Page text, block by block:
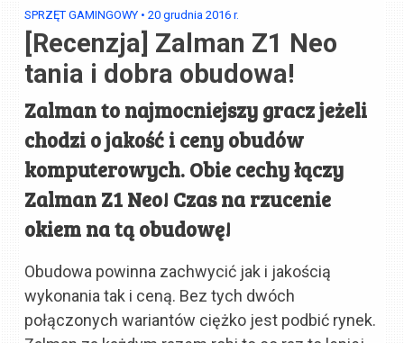
SPRZĘT GAMINGOWY •20 grudnia 2016 r.
[Recenzja] Zalman Z1 Neo
tania i dobra obudowa!
Zalman to najmocniejszy gracz jeżeli
chodzi o jakość i ceny obudów
komputerowych. Obie cechy łączy
Zalman Z1 Neo! Czas na rzucenie
okiem na tą obudowę!
Obudowa powinna zachwycić jak i jakością
wykonania tak i ceną. Bez tych dwóch
połączonych wariantów ciężko jest podbić rynek.